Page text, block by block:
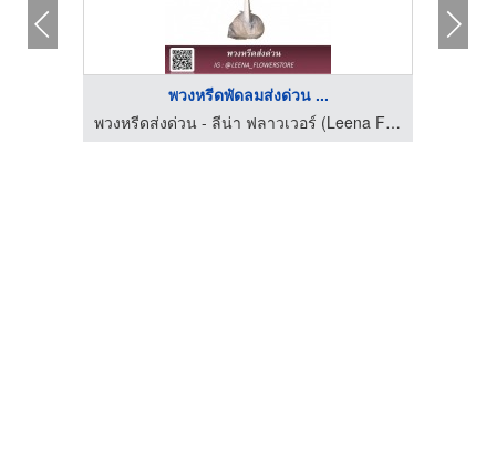
พวงหรีดพัดลมส่งด่วน ...
พวงหรีดส่งด่วน - ​ลีน่า ฟลาวเวอร์ (Leena Flower Shop)